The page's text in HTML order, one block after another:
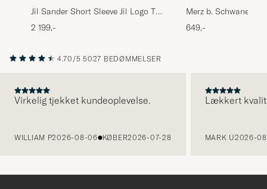
Jil Sander Short Sleeve Jil Logo T-
Shirt Black
2 199,-
Merz b. Schwanen
Loopwheeled T-shirt
649,-
4.70/5 5027 BEDØMMELSER
Virkelig tjekket kundeoplevelse.
WILLIAM P2026-08-06 KØBER2026-07-28
Lækkert
MARK U2026-